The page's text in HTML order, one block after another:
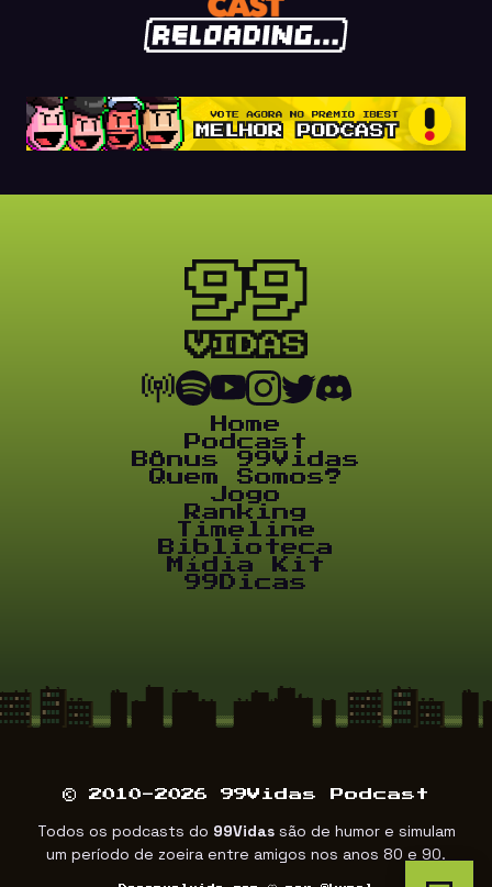
Home
Podcast
Bônus 99Vidas
Quem Somos?
Jogo
Ranking
Timeline
Biblioteca
Mídia Kit
99Dicas
© 2010-2026 99Vidas Podcast
Todos os podcasts do 99Vidassão de humor e simulam
um período de zoeira entre amigos nos anos 80 e 90.